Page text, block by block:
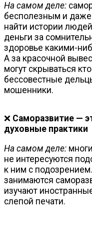
На самом деле:
бесполезным и
найти истории
деньги за
здоровье какими-
А за красочной
могут скрываться
бессовестные
мошенники.
❌ Саморазвитие —
духовные практики
На самом деле:
не интересуются
к ним с
занимаются
изучают
слепой печати.